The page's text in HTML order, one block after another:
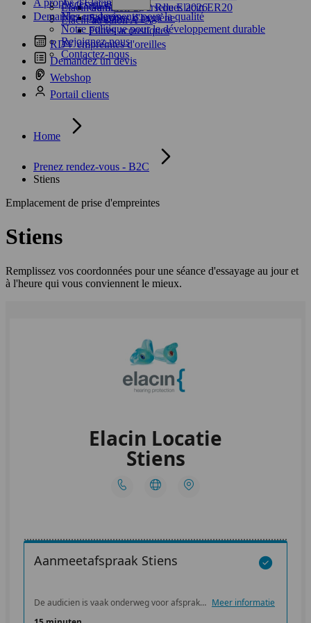
Gamme universelle Elacin ER20
Accessoires
Solutions d'hygiène
Filtres acoustiques
Elacin au Salon du 2 Roues 2026
Elacin au salon A+A
A propos d'Elacin
Nos engagements pour la qualité
Notre politique pour le développement durable
Rejoignez-nous
Contactez-nous
Demandez un devis
RDV empreintes d'oreilles
Demandez un devis
Webshop
Portail clients
Home
Prenez rendez-vous - B2C
Stiens
Emplacement de prise d'empreintes
Stiens
Remplissez vos coordonnées pour une séance d'essayage au jour et
à l'heure qui vous conviennent le mieux.